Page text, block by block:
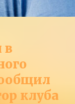
в
клуба